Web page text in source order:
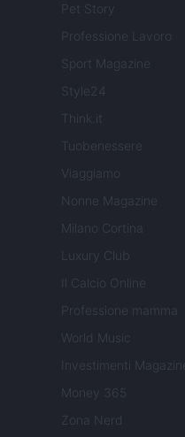
Pet Story
Professione Lavoro
Sport Magazine
Style24
Think.it
Tuobenessere
Viaggiamo
Nonne Magazine
Milano Cortina
Luxury Club
Il Calcio Online
Professione mamma
World Music
Investimenti Magazine
Money 365
Zona Nerd